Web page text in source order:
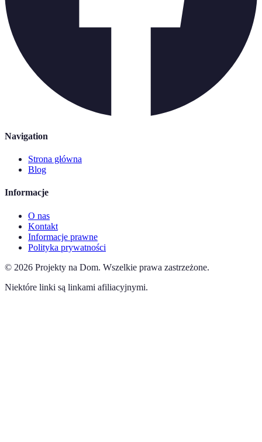
Navigation
Strona główna
Blog
Informacje
O nas
Kontakt
Informacje prawne
Polityka prywatności
© 2026 Projekty na Dom. Wszelkie prawa zastrzeżone.
Niektóre linki są linkami afiliacyjnymi.